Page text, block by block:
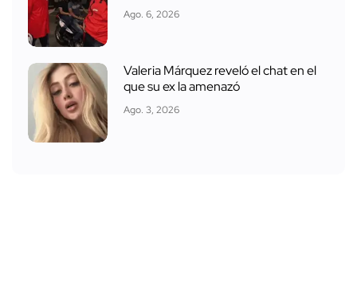
Ago. 6, 2026
Valeria Márquez reveló el chat en el
que su ex la amenazó
Ago. 3, 2026